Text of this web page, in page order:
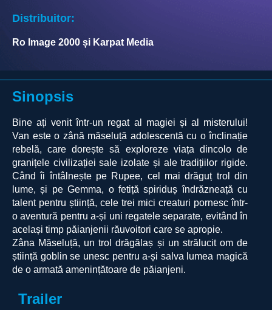
Distribuitor:
Ro Image 2000 și Karpat Media
Sinopsis
Bine ați venit într-un regat al magiei și al misterului!
Van este o zână măseluță adolescentă cu o înclinație
rebelă, care dorește să exploreze viața dincolo de
granițele civilizației sale izolate și ale tradițiilor rigide.
Când îi întâlnește pe Rupee, cel mai drăguț trol din
lume, și pe Gemma, o fetiță spiriduș îndrăzneață cu
talent pentru știință, cele trei mici creaturi pornesc într-
o aventură pentru a-și uni regatele separate, evitând în
același timp păianjenii răuvoitori care se apropie.
Zâna Măseluță, un trol drăgălaș și un strălucit om de
știință goblin se unesc pentru a-și salva lumea magică
de o armată amenințătoare de păianjeni.
Trailer